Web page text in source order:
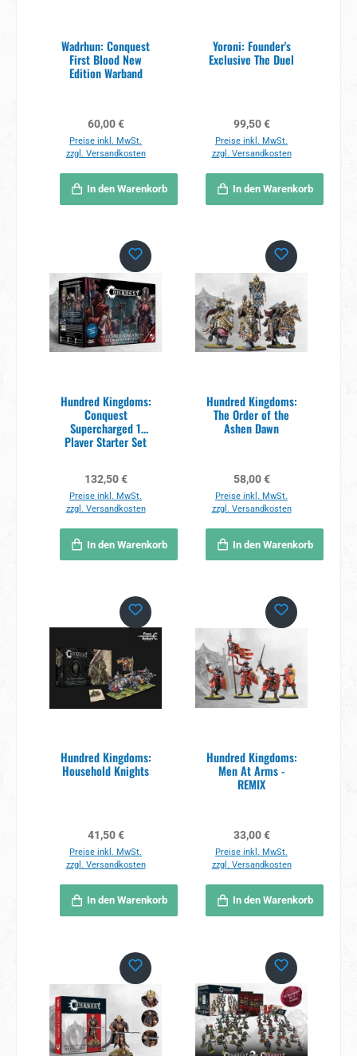
Wadrhun: Conquest
First Blood New
Edition Warband
Regulärer Preis:
60,00 €
Preise inkl. MwSt.
zzgl. Versandkosten
In den Warenkorb
Yoroni: Founder's
Exclusive The Duel
Regulärer Preis:
99,50 €
Preise inkl. MwSt.
zzgl. Versandkosten
In den Warenkorb
Hundred Kingdoms:
Conquest
Supercharged 1
Player Starter Set
Regulärer Preis:
132,50 €
Preise inkl. MwSt.
zzgl. Versandkosten
In den Warenkorb
Hundred Kingdoms:
The Order of the
Ashen Dawn
Regulärer Preis:
58,00 €
Preise inkl. MwSt.
zzgl. Versandkosten
In den Warenkorb
Hundred Kingdoms:
Household Knights
Regulärer Preis:
41,50 €
Preise inkl. MwSt.
zzgl. Versandkosten
In den Warenkorb
Hundred Kingdoms:
Men At Arms -
REMIX
Regulärer Preis:
33,00 €
Preise inkl. MwSt.
zzgl. Versandkosten
In den Warenkorb